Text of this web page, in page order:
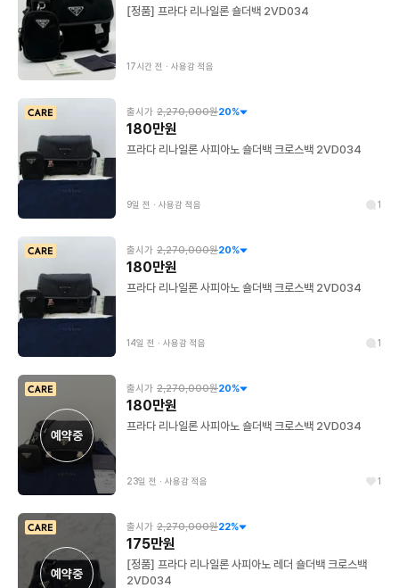
[정품] 프라다 리나일론 숄더백 2VD034
17시간 전 ∙ 사용감 적음
출시가 2,270,000원20%
180만원
프라다 리나일론 사피아노 숄더백 크로스백 2VD034
9일 전 ∙ 사용감 적음 1
출시가 2,270,000원20%
180만원
프라다 리나일론 사피아노 숄더백 크로스백 2VD034
14일 전 ∙ 사용감 적음 1
예약중
출시가 2,270,000원20%
180만원
프라다 리나일론 사피아노 숄더백 크로스백 2VD034
23일 전 ∙ 사용감 적음 1
예약중
출시가 2,270,000원22%
175만원
[정품] 프라다 리나일론 사피아노 레더 숄더백 크로스백
2VD034